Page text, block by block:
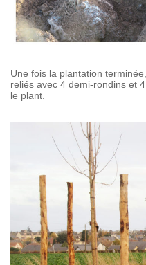
Une fois la plantation
reliés avec 4 demi-rondins et
le plant.